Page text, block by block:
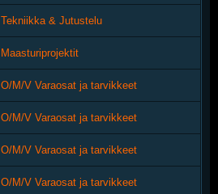
Tekniikka & Jutustelu
Maasturiprojektit
O/M/V Varaosat ja tarvikkeet
O/M/V Varaosat ja tarvikkeet
O/M/V Varaosat ja tarvikkeet
O/M/V Varaosat ja tarvikkeet